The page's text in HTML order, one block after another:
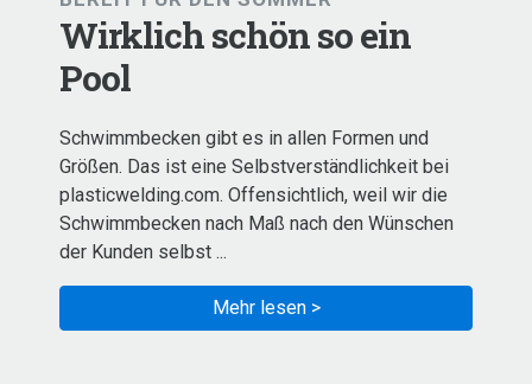
Wirklich schön so ein
Pool
Schwimmbecken gibt es in allen Formen und
Größen. Das ist eine Selbstverständlichkeit bei
plasticwelding.com. Offensichtlich, weil wir die
Schwimmbecken nach Maß nach den Wünschen
der Kunden selbst ...
Mehr lesen >